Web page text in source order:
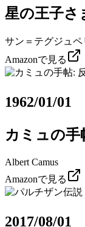
星の王子さ
サン＝テグジュペ
Amazonで見る
1962/01/01
カミュの手
Albert Camus
Amazonで見る
2017/08/01